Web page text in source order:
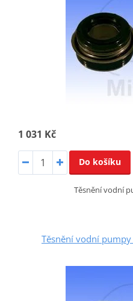
1 031 Kč
Do košíku
Těsnění vodní
Těsnění vodní pumpy